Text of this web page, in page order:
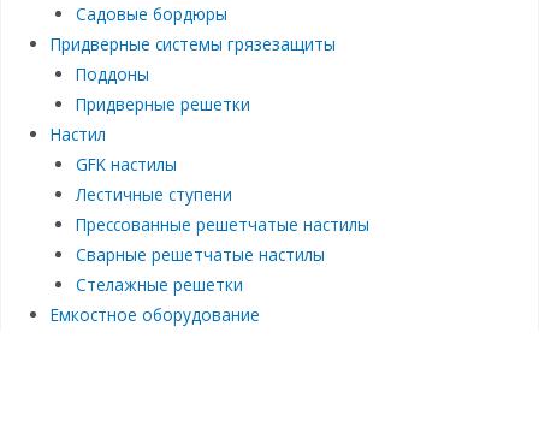
Садовые бордюры
Придверные системы грязезащиты
Поддоны
Придверные решетки
Настил
GFK настилы
Лестичные ступени
Прессованные решетчатые настилы
Сварные решетчатые настилы
Стелажные решетки
Емкостное оборудование